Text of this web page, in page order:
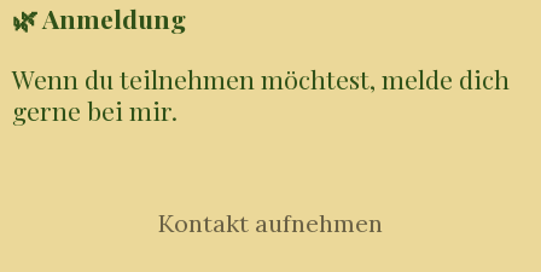
🌿 Anmeldung
Wenn du teilnehmen möchtest, melde dich
gerne bei mir.
Kontakt aufnehmen